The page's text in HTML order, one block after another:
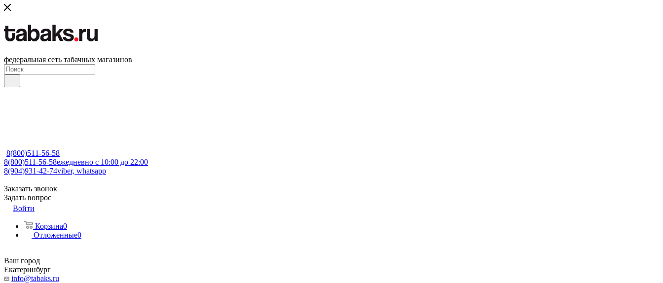
федеральная сеть табачных магазинов
8(800)511-56-58
8(800)511-56-58ежедневно с 10:00 до 22:00
8(904)931-42-74viber, whatsapp
Заказать звонок
Задать вопрос
Войти
Корзина0
Отложенные0
Ваш город
Екатеринбург
info@tabaks.ru